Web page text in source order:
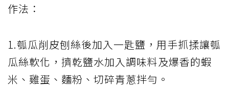
作法：
1.瓠瓜削皮刨絲後加入一匙鹽，用手抓揉讓瓠
瓜絲軟化，擠乾鹽水加入調味料及爆香的蝦
米、雞蛋、麵粉、切碎青蔥拌勻。